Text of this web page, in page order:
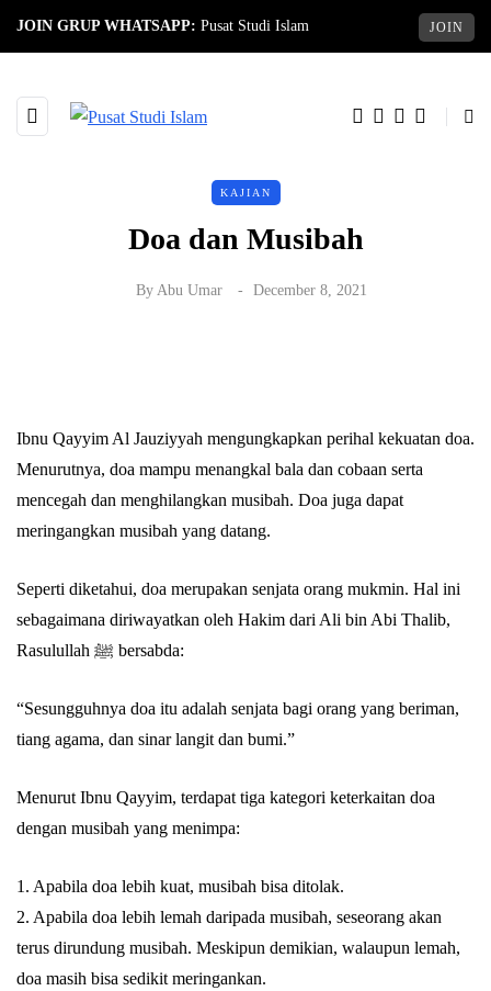
JOIN GRUP WHATSAPP: Pusat Studi Islam JOIN
KAJIAN
Doa dan Musibah
By Abu Umar December 8, 2021
Ibnu Qayyim Al Jauziyyah mengungkapkan perihal kekuatan doa.
Menurutnya, doa mampu menangkal bala dan cobaan serta
mencegah dan menghilangkan musibah. Doa juga dapat
meringangkan musibah yang datang.
Seperti diketahui, doa merupakan senjata orang mukmin. Hal ini
sebagaimana diriwayatkan oleh Hakim dari Ali bin Abi Thalib,
Rasulullah ﷺ bersabda:
“Sesungguhnya doa itu adalah senjata bagi orang yang beriman,
tiang agama, dan sinar langit dan bumi.”
Menurut Ibnu Qayyim, terdapat tiga kategori keterkaitan doa
dengan musibah yang menimpa:
1. Apabila doa lebih kuat, musibah bisa ditolak.
2. Apabila doa lebih lemah daripada musibah, seseorang akan
terus dirundung musibah. Meskipun demikian, walaupun lemah,
doa masih bisa sedikit meringankan.